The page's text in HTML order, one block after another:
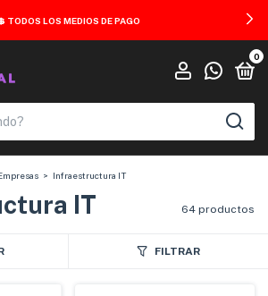
TODOS LOS MEDIOS DE PAGO
0
> Infraestructura IT
IT 64 productos
FILTRAR